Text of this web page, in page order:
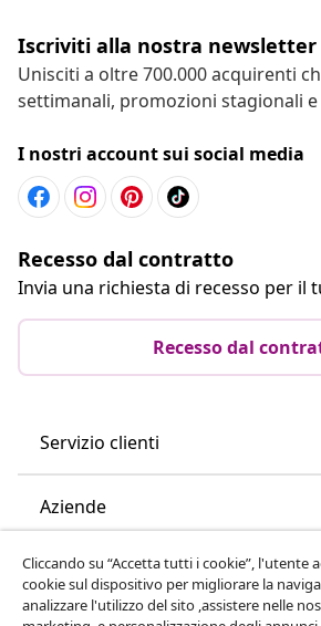
Iscriviti alla nostra newsletter
Unisciti a oltre 700.000 acquirenti
settimanali, promozioni stagionali e
I nostri account sui social media
Recesso dal contratto
Invia una richiesta di recesso per il
Recesso dal
Servizio clienti
Aziende
vidaXL
Cliccando su “Accetta tutti i cookie”, l'utente
cookie sul dispositivo per migliorare la
analizzare l'utilizzo del sito ,assistere nelle